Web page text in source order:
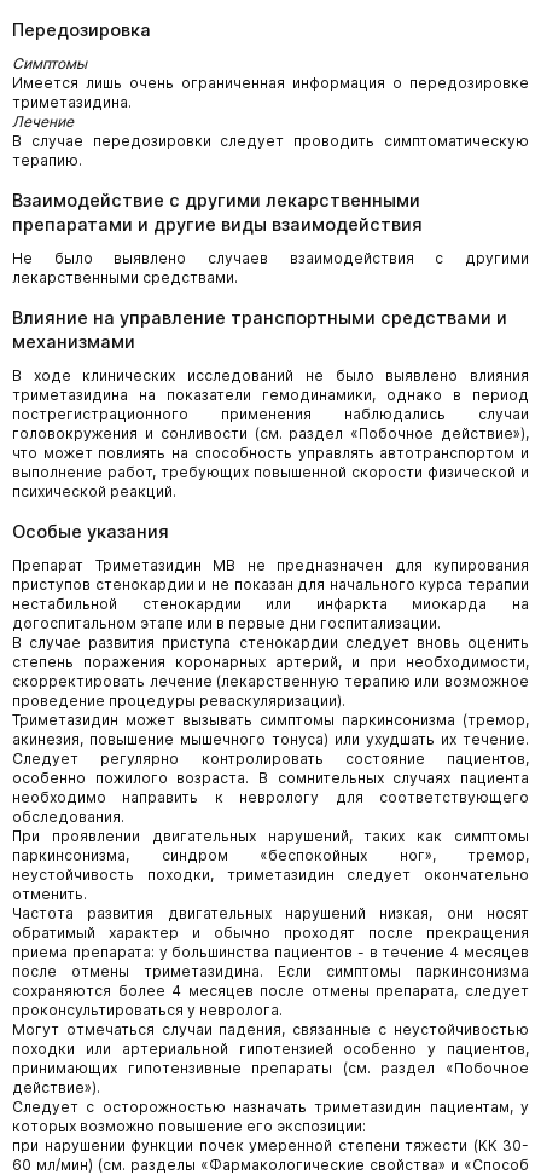
Передозировка
Симптомы
Имеется лишь очень ограниченная информация о передозировке
триметазидина.
Лечение
В случае передозировки следует проводить симптоматическую
терапию.
Взаимодействие с другими лекарственными
препаратами и другие виды взаимодействия
Не было выявлено случаев взаимодействия с другими
лекарственными средствами.
Влияние на управление транспортными средствами и
механизмами
В ходе клинических исследований не было выявлено влияния
триметазидина на показатели гемодинамики, однако в период
пострегистрационного применения наблюдались случаи
головокружения и сонливости (см. раздел «Побочное действие»),
что может повлиять на способность управлять автотранспортом и
выполнение работ, требующих повышенной скорости физической и
психической реакций.
Особые указания
Препарат Триметазидин МВ не предназначен для купирования
приступов стенокардии и не показан для начального курса терапии
нестабильной стенокардии или инфаркта миокарда на
догоспитальном этапе или в первые дни госпитализации.
В случае развития приступа стенокардии следует вновь оценить
степень поражения коронарных артерий, и при необходимости,
скорректировать лечение (лекарственную терапию или возможное
проведение процедуры реваскуляризации).
Триметазидин может вызывать симптомы паркинсонизма (тремор,
акинезия, повышение мышечного тонуса) или ухудшать их течение.
Следует регулярно контролировать состояние пациентов,
особенно пожилого возраста. В сомнительных случаях пациента
необходимо направить к неврологу для соответствующего
обследования.
При проявлении двигательных нарушений, таких как симптомы
паркинсонизма, синдром «беспокойных ног», тремор,
неустойчивость походки, триметазидин следует окончательно
отменить.
Частота развития двигательных нарушений низкая, они носят
обратимый характер и обычно проходят после прекращения
приема препарата: у большинства пациентов - в течение 4 месяцев
после отмены триметазидина. Если симптомы паркинсонизма
сохраняются более 4 месяцев после отмены препарата, следует
проконсультироваться у невролога.
Могут отмечаться случаи падения, связанные с неустойчивостью
походки или артериальной гипотензией особенно у пациентов,
принимающих гипотензивные препараты (см. раздел «Побочное
действие»).
Следует с осторожностью назначать триметазидин пациентам, у
которых возможно повышение его экспозиции:
при нарушении функции почек умеренной степени тяжести (КК 30-
60 мл/мин) (см. разделы «Фармакологические свойства» и «Способ